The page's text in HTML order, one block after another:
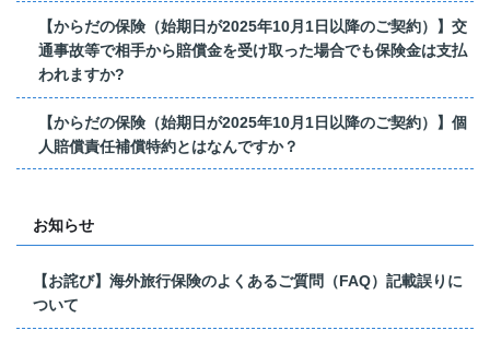
【からだの保険（始期日が2025年10月1日以降のご契約）】交
通事故等で相手から賠償金を受け取った場合でも保険金は支払
われますか?
【からだの保険（始期日が2025年10月1日以降のご契約）】個
人賠償責任補償特約とはなんですか？
お知らせ
【お詫び】海外旅行保険のよくあるご質問（FAQ）記載誤りに
ついて